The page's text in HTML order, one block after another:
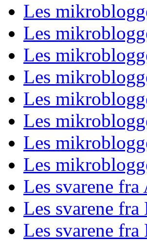
Les
Les
Les
Les
Les
Les
Les
Les
Les svarene
Les svarene fra
Les svarene